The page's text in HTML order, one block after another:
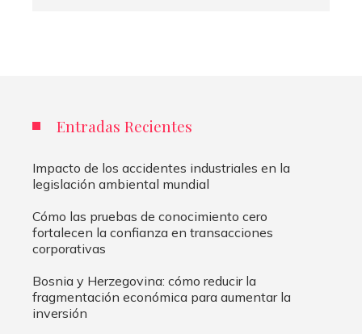
Entradas Recientes
Impacto de los accidentes industriales en la
legislación ambiental mundial
Cómo las pruebas de conocimiento cero
fortalecen la confianza en transacciones
corporativas
Bosnia y Herzegovina: cómo reducir la
fragmentación económica para aumentar la
inversión